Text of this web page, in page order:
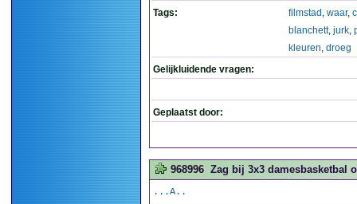
Tags:
filmstad , waar,
blanchett, jurk,
kleuren, droeg
Gelijkluidende vragen:
Geplaatst door:
968996 Zag bij 3x3 damesbasketbal
...A..